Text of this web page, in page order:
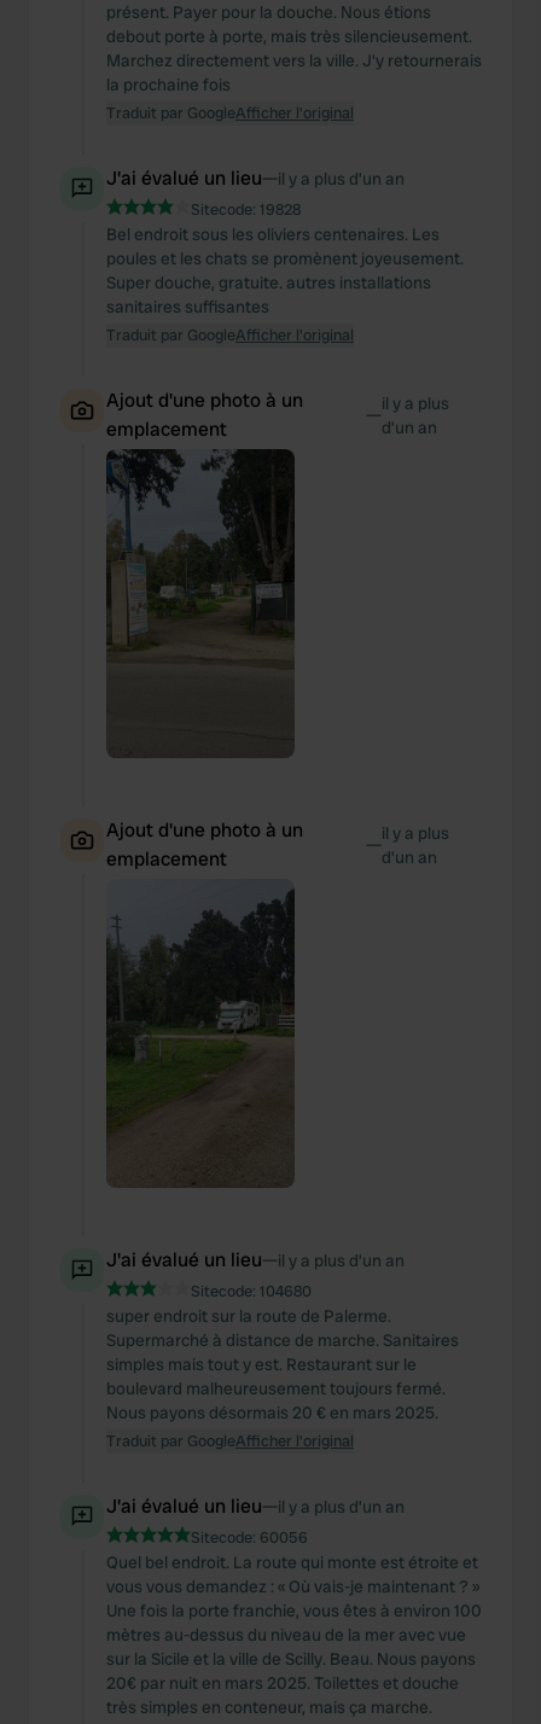
présent. Payer pour la douche. Nous étions
debout porte à porte, mais très silencieusement.
Marchez directement vers la ville. J'y retournerais
la prochaine fois
Traduit par GoogleAfficher l'original
J'ai évalué un lieu—il y a plus d’un an
Sitecode: 19828
Bel endroit sous les oliviers centenaires. Les
poules et les chats se promènent joyeusement.
Super douche, gratuite. autres installations
sanitaires suffisantes
Traduit par GoogleAfficher l'original
Ajout d'une photo à un
emplacement
—il y a plus
d’un an
Ajout d'une photo à un
emplacement
—il y a plus
d’un an
J'ai évalué un lieu—il y a plus d’un an
Sitecode: 104680
super endroit sur la route de Palerme.
Supermarché à distance de marche. Sanitaires
simples mais tout y est. Restaurant sur le
boulevard malheureusement toujours fermé.
Nous payons désormais 20 € en mars 2025.
Traduit par GoogleAfficher l'original
J'ai évalué un lieu—il y a plus d’un an
Sitecode: 60056
Quel bel endroit. La route qui monte est étroite et
vous vous demandez : « Où vais-je maintenant ? »
Une fois la porte franchie, vous êtes à environ 100
mètres au-dessus du niveau de la mer avec vue
sur la Sicile et la ville de Scilly. Beau. Nous payons
20€ par nuit en mars 2025. Toilettes et douche
très simples en conteneur, mais ça marche.